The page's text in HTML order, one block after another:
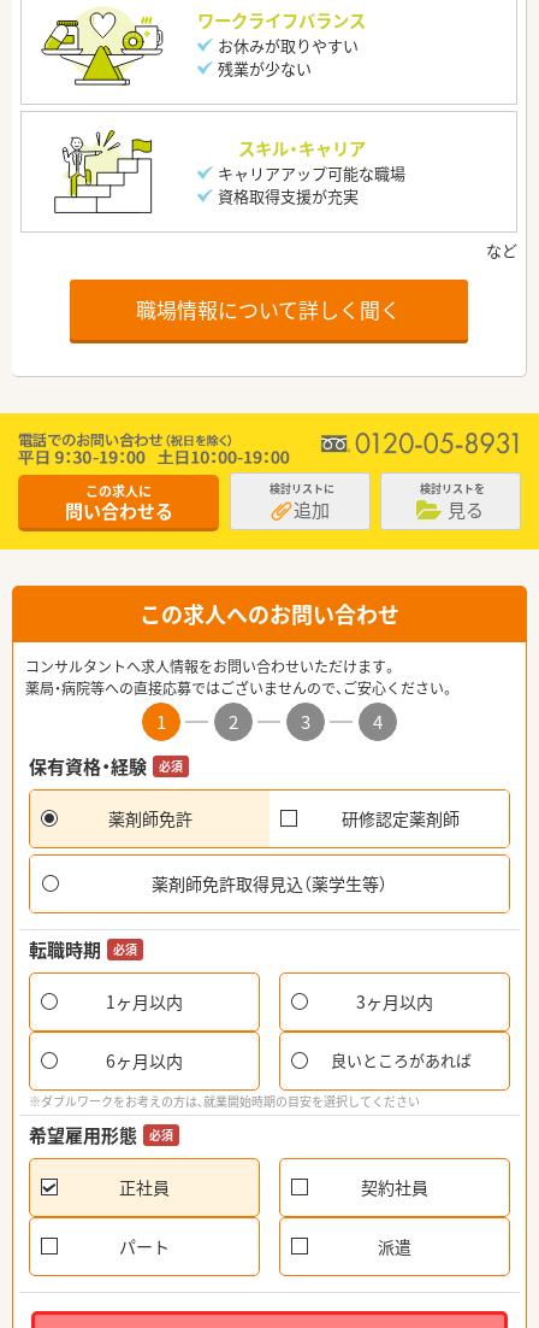
ワークライフバランス
お休みが取りやすい
残業が少ない
スキル・キャリア
キャリアアップ可能な職場
資格取得支援が充実
職場情報について詳しく聞く
この求人に
問い合わせる
検討リストに
追加
検討リストを
見る
この求人へのお問い合わせ
コンサルタントへ求人情報をお問い合わせいただけます。
薬局・病院等への直接応募ではございませんので、ご安心ください。
1 2 3
4
保有資格・経験
必須
薬剤師免許 研修認定薬剤師
薬剤師免許取得見込（薬学生等）
転職時期 必須
1ヶ月以内 3ヶ月以内
6ヶ月以内 良いところがあれば
※ダブルワークをお考えの方は、就業開始時期の目安を選択してください
希望雇用形態 必須
正社員 契約社員
パート 派遣